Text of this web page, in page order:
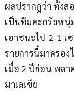
ผลปรากฏว่า ทั้งส
เป็นทีมตะกร้อหนุ่
เอาชนะไป 2-1 เ
รายการนี้มาครอง
เมื่อ 2 ปีก่อน พลา
มาเลเซีย